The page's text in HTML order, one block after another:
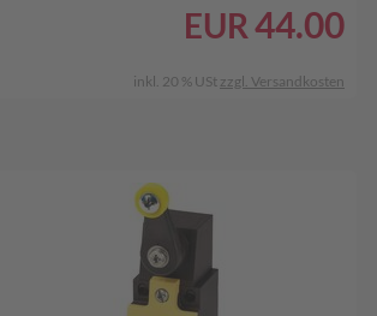
EUR44.00
inkl. 20 % USt zzgl. Versandkosten